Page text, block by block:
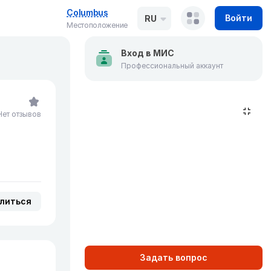
Columbus
Местоположение
RU Войти
отзывов
Вход в МИС
Профессиональный аккаунт
Задать вопрос